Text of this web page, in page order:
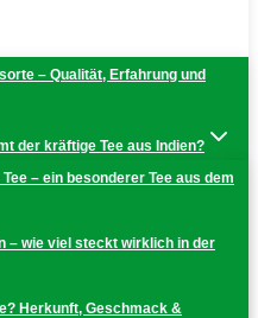
– Qualität, Erfahrung und
der kräftige Tee aus Indien?
– ein besonderer Tee aus dem
– wie viel steckt wirklich in der
Herkunft, Geschmack &